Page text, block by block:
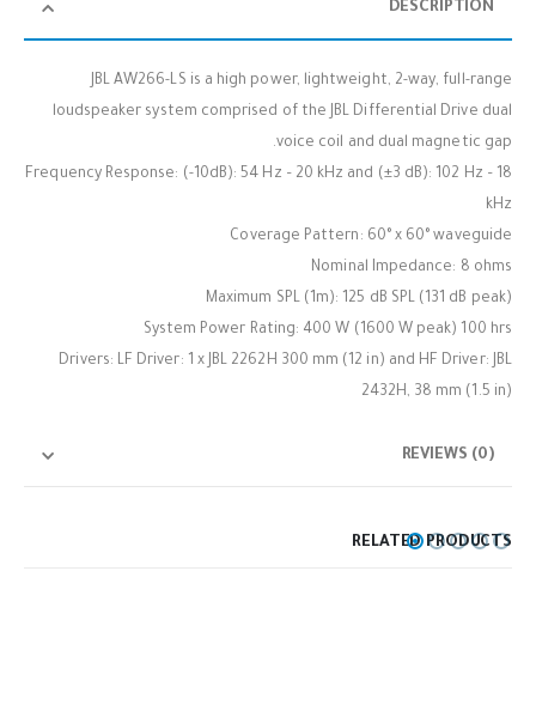
DESCRIPTION
JBL AW266-LS is a high power, lightweight, 2-way, full-range
loudspeaker system comprised of the JBL Differential Drive dual
voice coil and dual magnetic gap.
Frequency Response: (-10dB): 54 Hz – 20 kHz and (±3 dB): 102 Hz – 18
kHz
Coverage Pattern: 60° x 60° waveguide
Nominal Impedance: 8 ohms
Maximum SPL (1m): 125 dB SPL (131 dB peak)
System Power Rating: 400 W (1600 W peak) 100 hrs
Drivers: LF Driver: 1 x JBL 2262H 300 mm (12 in) and HF Driver: JBL
2432H, 38 mm (1.5 in)
REVIEWS (0)
RELATED PRODUCTS